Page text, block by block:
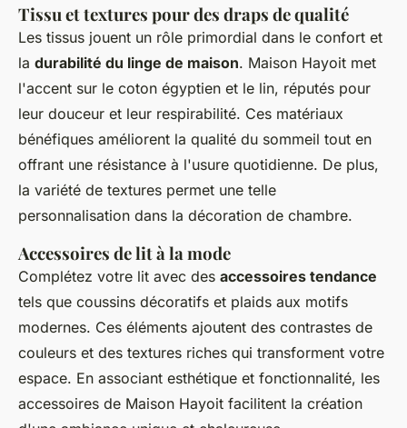
Tissu et textures pour des draps de qualité
Les tissus jouent un rôle primordial dans le confort et
la durabilité du linge de maison. Maison Hayoit met
l'accent sur le coton égyptien et le lin, réputés pour
leur douceur et leur respirabilité. Ces matériaux
bénéfiques améliorent la qualité du sommeil tout en
offrant une résistance à l'usure quotidienne. De plus,
la variété de textures permet une telle
personnalisation dans la décoration de chambre.
Accessoires de lit à la mode
Complétez votre lit avec des accessoires tendance
tels que coussins décoratifs et plaids aux motifs
modernes. Ces éléments ajoutent des contrastes de
couleurs et des textures riches qui transforment votre
espace. En associant esthétique et fonctionnalité, les
accessoires de Maison Hayoit facilitent la création